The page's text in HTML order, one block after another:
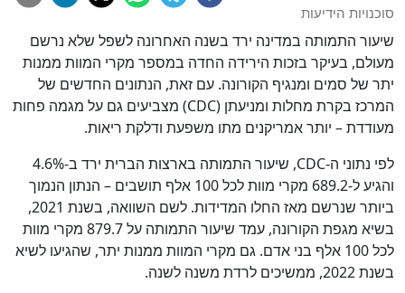
סוכנויות הידיעות
שיעור התמותה במדינה ירד בשנה האחרונה לשפל שלא נרשם
מעולם, בעיקר בזכות הירידה החדה במספר מקרי המוות ממנות
יתר של סמים ומנגיף הקורונה. עם זאת, הנתונים החדשים של
המרכז בקרת מחלות ומניעתן (CDC) מצביעים גם על מגמה פחות
מעודדת – יותר אמריקנים מתו משפעת ודלקת ריאות.
לפי נתוני ה-CDC, שיעור התמותה בארצות הברית ירד ב-4.6%
והגיע ל-689.2 מקרי מוות לכל 100 אלף תושבים – הנתון הנמוך
ביותר שנרשם מאז החלו המדידות. לשם השוואה, בשנת 2021,
בשיא מגפת הקורונה, עמד שיעור התמותה על 879.7 מקרי מוות
לכל 100 אלף בני אדם. גם מקרי המוות ממנות יתר, שהגיעו לשיא
בשנת 2022, ממשיכים לרדת משנה לשנה.